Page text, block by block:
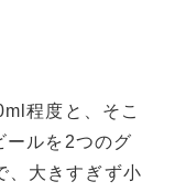
程度と、そこ
ールを2つのグ
、大きすぎず小